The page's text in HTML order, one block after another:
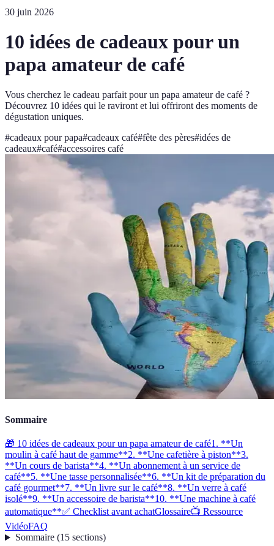
30 juin 2026
10 idées de cadeaux pour un
papa amateur de café
Vous cherchez le cadeau parfait pour un papa amateur de café ?
Découvrez 10 idées qui le raviront et lui offriront des moments de
dégustation uniques.
#cadeaux pour papa#cadeaux café#fête des pères#idées de
cadeaux#café#accessoires café
Sommaire
🎁 10 idées de cadeaux pour un papa amateur de café1. **Un
moulin à café haut de gamme**2. **Une cafetière à piston**3.
**Un cours de barista**4. **Un abonnement à un service de
café**5. **Une tasse personnalisée**6. **Un kit de préparation du
café gourmet**7. **Un livre sur le café**8. **Un verre à café
isolé**9. **Un accessoire de barista**10. **Une machine à café
automatique**✅ Checklist avant achatGlossaire📺 Ressource
VidéoFAQ
Sommaire(15 sections)